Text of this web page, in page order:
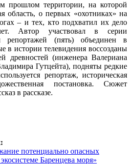
прошлом территории, на которой
область, о первых «охотниках» на
– и тех, кто подхватил их дело
Автор участвовал в серии
репортажей (пять) объединен в
в истории телевидения воссозданы
древностей (инженера Валериана
Гутцейта), подняты редкие
репортаж, историческая
постановка. Сюжет
в рассказе.